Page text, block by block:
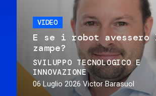
VIDEO
E se i robot avessero
zampe?
SVILUPPO TECNOLOGICO E
INNOVAZIONE
06 Luglio 2026 Victor Barasuol